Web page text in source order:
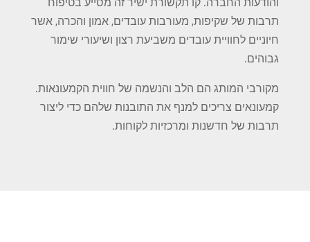
תרבות של שקיפות, מעורבות עובדים, אמון והכרה, אשר
חיוניים לחוויית עובדים משביעת רצון ושיעורי שימור
גבוהים.
מקורבי המותג הם הלב והנשמה של חווית הקמעונאות.
קמעונאים צריכים למנף את התובנות שלהם כדי ליצור
תרבות של חדשנות ומרכזיות לקוחות.